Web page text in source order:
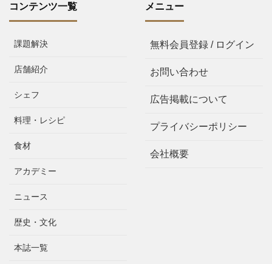
コンテンツ一覧
課題解決
店舗紹介
シェフ
料理・レシピ
食材
アカデミー
ニュース
歴史・文化
本誌一覧
メニュー
無料会員登録 / ログイン
お問い合わせ
広告掲載について
プライバシーポリシー
会社概要